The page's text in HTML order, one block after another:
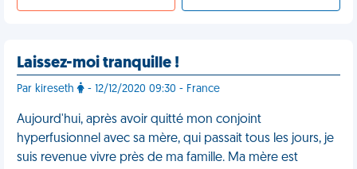
Laissez-moi tranquille !
Par kireseth - 12/12/2020 09:30 - France
Aujourd'hui, après avoir quitté mon conjoint
hyperfusionnel avec sa mère, qui passait tous les jours, je
suis revenue vivre près de ma famille. Ma mère est